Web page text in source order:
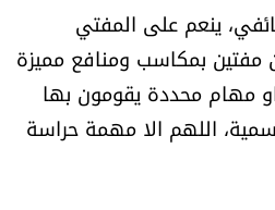
Digital solutions by
ينعم على المفتي
مفتين بمكاسب ومنافع مميزة
مهام محددة يقومون بها
اللهم الا مهمة حراسة